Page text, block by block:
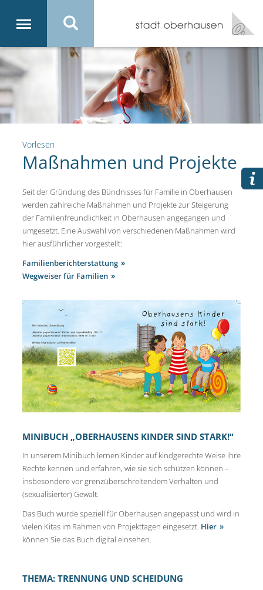
Vorlesen
Maßnahmen und Projekte
Seit der Gründung des Bündnisses für Familie in Oberhausen
werden zahlreiche Maßnahmen und Projekte zur Steigerung
der Familienfreundlichkeit in Oberhausen angegangen und
umgesetzt. Eine Auswahl von verschiedenen Maßnahmen wird
hier ausführlicher vorgestellt:
Familienberichterstattung
Wegweiser für Familien
MINIBUCH „OBERHAUSENS KINDER SIND STARK!“
In unserem Minibuch lernen Kinder auf kindgerechte Weise ihre
Rechte kennen und erfahren, wie sie sich schützen können –
insbesondere vor grenzüberschreitendem Verhalten und
(sexualisierter) Gewalt.
Das Buch wurde speziell für Oberhausen angepasst und wird in
vielen Kitas im Rahmen von Projekttagen eingesetzt. Hier
können Sie das Buch digital einsehen.
THEMA: TRENNUNG UND SCHEIDUNG